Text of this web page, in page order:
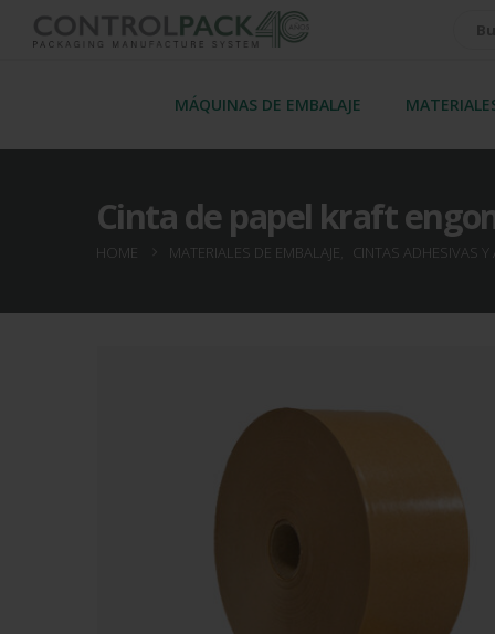
MÁQUINAS DE EMBALAJE
Cinta de papel kraft
HOME MATERIALES DE EMBALAJE CINTAS ADHESIVAS